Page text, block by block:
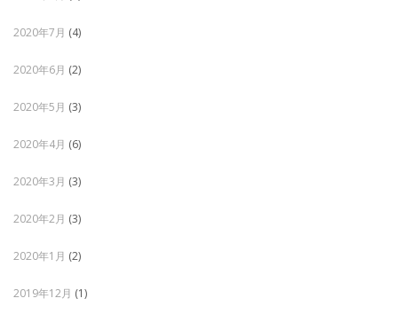
2020年7月 (4)
2020年6月 (2)
2020年5月 (3)
2020年4月 (6)
2020年3月 (3)
2020年2月 (3)
2020年1月 (2)
2019年12月 (1)